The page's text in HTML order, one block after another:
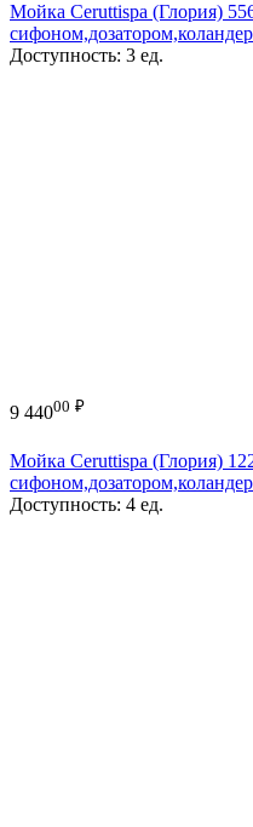
Мойка Ceruttispa (Глория)
Доступность: 3 ед.
9 44000 ₽
Мойка Ceruttispa (Глория)
Доступность: 4 ед.